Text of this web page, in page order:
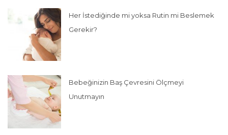
Her İstediğinde mi yoksa Rutin mi Beslemek
Gerekir?
Bebeğinizin Baş Çevresini Ölçmeyi
Unutmayın